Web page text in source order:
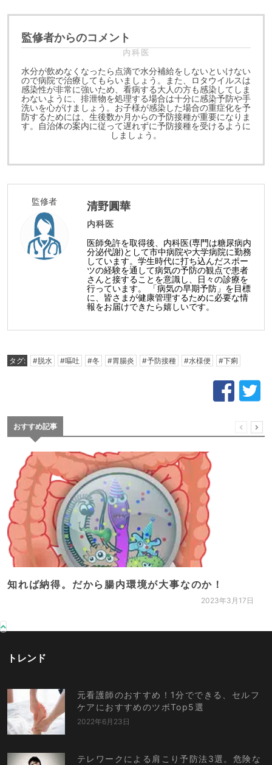
監修者からのコメント
内科医
水分が飲めなくなったら点滴で水分補給をしないといけない
ので病院で治療してもらいましょう。また、ロタウイルスは
感染性が非常に強いため、看病する大人の方も感染してしま
わないように、排泄物を処理する場合は十分に感染予防や手
洗いを心がけましょう。お子様が感染した場合の重症化を予
防するためには、生後数か月からの予防接種が重要になりま
す。自治体の案内に従って遅れずに予防接種を受けるように
しましょう。
監修者 清野圓華
内科医
医師免許を取得後、内科医(専門は糖尿病内
分泌代謝)として市中病院や大学病院に勤務
しています。学生時代に打ち込んだスポー
ツの経験を通して病気の予防の観点で患者
さんと接することを意識し、日々の診療を
行っています。 「病気の早期予防」を目標
に、皆さまが健康管理するために必要な情
報をお届けできたら嬉しいです。
タグ: #脱水 #嘔吐 #冬 #胃腸炎 #予防接種 #水様便 #下痢
おすすめ記事
知れば納得。だから腸内環境が大事なのか！
2023年3月17日
トレンド
元看護師のおすすめ！1分でできる、セルフ
ケアにおすすめのツボTop5選
2022年6月23日
テレワークによる肩こり予防法3選。危険な